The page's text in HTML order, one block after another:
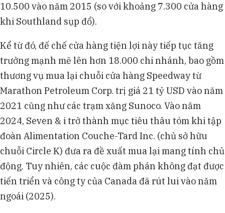
10.500 vào năm 2015 (so với khoảng 7.300 cửa hàng
khi Southland sụp đổ).
Kể từ đó, đế chế cửa hàng tiện lợi này tiếp tục tăng
trưởng mạnh mẽ lên hơn 18.000 chi nhánh, bao gồm
thương vụ mua lại chuỗi cửa hàng Speedway từ
Marathon Petroleum Corp. trị giá 21 tỷ USD vào năm
2021 cũng như các trạm xăng Sunoco. Vào năm
2024, Seven & i trở thành mục tiêu thâu tóm khi tập
đoàn Alimentation Couche-Tard Inc. (chủ sở hữu
chuỗi Circle K) đưa ra đề xuất mua lại mang tính chủ
động. Tuy nhiên, các cuộc đàm phán không đạt được
tiến triển và công ty của Canada đã rút lui vào năm
ngoái (2025).